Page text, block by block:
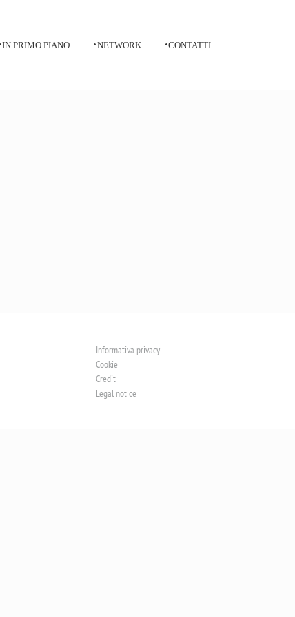
IN PRIMO PIANO NETWORK CONTATTI
Informativa privacy
Cookie
Credit
Legal notice